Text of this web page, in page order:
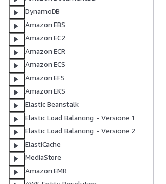
DynamoDB
Amazon EBS
Amazon EC2
Amazon ECR
Amazon ECS
Amazon EFS
Amazon EKS
Elastic Beanstalk
Elastic Load Balancing - Versione 1
Elastic Load Balancing - Versione 2
ElastiCache
MediaStore
Amazon EMR